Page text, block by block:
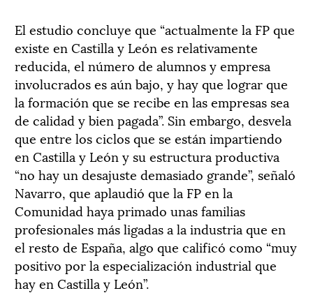
El estudio concluye que “actualmente la FP que
existe en Castilla y León es relativamente
reducida, el número de alumnos y empresa
involucrados es aún bajo, y hay que lograr que
la formación que se recibe en las empresas sea
de calidad y bien pagada”. Sin embargo, desvela
que entre los ciclos que se están impartiendo
en Castilla y León y su estructura productiva
“no hay un desajuste demasiado grande”, señaló
Navarro, que aplaudió que la FP en la
Comunidad haya primado unas familias
profesionales más ligadas a la industria que en
el resto de España, algo que calificó como “muy
positivo por la especialización industrial que
hay en Castilla y León”.